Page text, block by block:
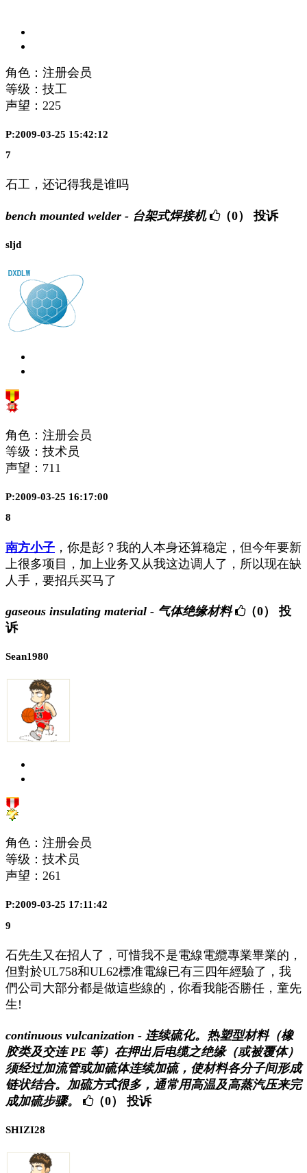
角色：注册会员
等级：技工
声望： 225
P:2009-03-25 15:42:12
7
石工，还记得我是谁吗
bench mounted welder - 台架式焊接机 （0） 投诉
sljd
角色：注册会员
等级：技术员
声望： 711
P:2009-03-25 16:17:00
8
南方小子 ，你是彭？我的人本身还算稳定，但今年要新
上很多项目，加上业务又从我这边调人了，所以现在缺
人手，要招兵买马了
gaseous insulating material - 气体绝缘材料 （0）
投
诉
Sean1980
角色：注册会员
等级：技术员
声望： 261
P:2009-03-25 17:11:42
9
石先生又在招人了，可惜我不是電線電纜專業畢業的，
但對於UL758和UL62標准電線已有三四年經驗了，我
們公司大部分都是做這些線的，你看我能否勝任，童先
生!
continuous vulcanization - 连续硫化。热塑型材料（橡
胶类及交连 PE 等）在押出后电缆之绝缘（或被覆体）
须经过加流管或加硫体连续加硫，使材料各分子间形成
链状结合。加硫方式很多，通常用高温及高蒸汽压来完
成加硫步骤。
（0） 投诉
SHIZI28